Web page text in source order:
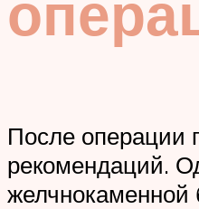
После операции
рекомендаций.
желчнокаменной